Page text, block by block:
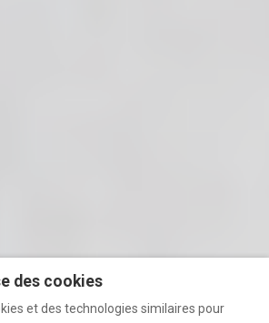
des cookies
et des technologies similaires pour